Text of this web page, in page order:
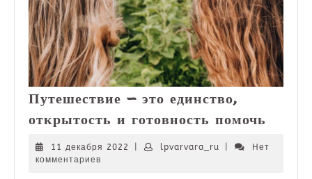
Путешествие — это единство,
открытость и готовность помочь
это
11 декабря 2022 lpvarvara_rulpvarvara_ru
Нет
комментариев